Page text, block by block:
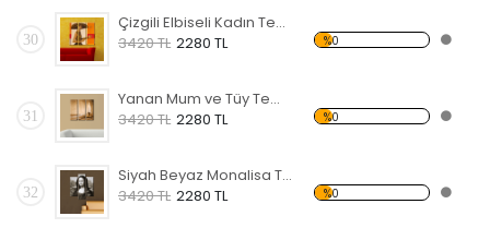
30
Çizgili Elbiseli Kadın Temalı Kanvas Tablo
3420 TL 2280 TL %0
31
Yanan Mum ve Tüy Temalı Kanvas Tablo
3420 TL 2280 TL %0
32
Siyah Beyaz Monalisa Temalı Kanvas Tablo
3420 TL 2280 TL %0